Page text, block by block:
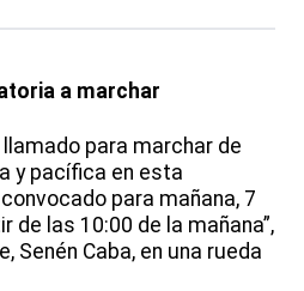
a marchar
para marchar de
y pacífica en esta
para mañana, 7
de las 10:00 de la mañana”,
Senén Caba, en una rueda